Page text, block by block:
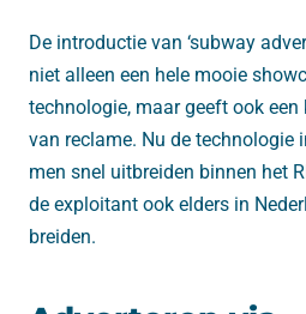
De introductie van ‘subway
niet alleen een hele mooie
technologie, maar geeft ook
van reclame. Nu de technologie
men snel uitbreiden binnen het
de exploitant ook elders in
breiden.